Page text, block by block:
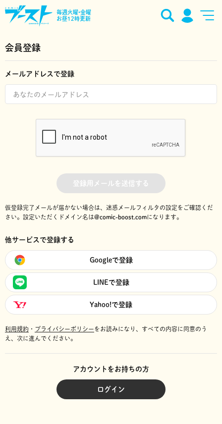
毎週火曜•金曜
お昼12時更新
会員登録
メールアドレスで登録
登録用メールを送信する
仮登録完了メールが届かない場合は、迷惑メールフィルタの設定をご確認くだ
さい。 設定いただくドメイン名は@comic-boost.comになります。
他サービスで登録する
Googleで登録
LINEで登録
Yahoo!で登録
利用規約 ・ プライバシーポリシーをお読みになり、 すべての内容に同意のう
え、次に進んでください。
アカウントをお持ちの方
ログイン